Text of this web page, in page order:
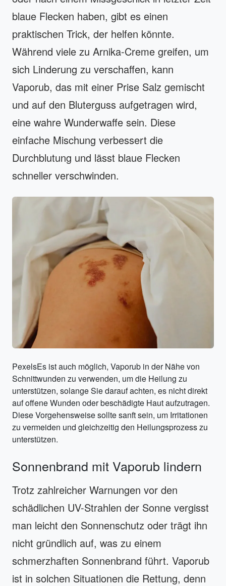
blaue Flecken haben, gibt es einen
praktischen Trick, der helfen könnte.
Während viele zu Arnika-Creme greifen, um
sich Linderung zu verschaffen, kann
Vaporub, das mit einer Prise Salz gemischt
und auf den Bluterguss aufgetragen wird,
eine wahre Wunderwaffe sein. Diese
einfache Mischung verbessert die
Durchblutung und lässt blaue Flecken
schneller verschwinden.
PexelsEs ist auch möglich, Vaporub in der Nähe von
Schnittwunden zu verwenden, um die Heilung zu
unterstützen, solange Sie darauf achten, es nicht direkt
auf offene Wunden oder beschädigte Haut aufzutragen.
Diese Vorgehensweise sollte sanft sein, um Irritationen
zu vermeiden und gleichzeitig den Heilungsprozess zu
unterstützen.
Sonnenbrand mit Vaporub lindern
Trotz zahlreicher Warnungen vor den
schädlichen UV-Strahlen der Sonne vergisst
man leicht den Sonnenschutz oder trägt ihn
nicht gründlich auf, was zu einem
schmerzhaften Sonnenbrand führt. Vaporub
ist in solchen Situationen die Rettung, denn